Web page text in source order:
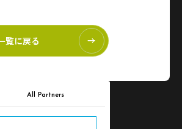
覧に戻る
All Partners